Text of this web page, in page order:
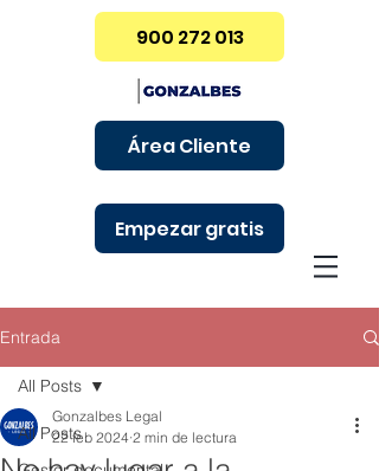
900 272 013
Área Cliente
Empezar gratis
Entrada
All Posts
All Posts
Gonzalbes Legal
22 feb 2024 2 min de lectura